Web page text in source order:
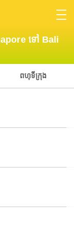
ទៅ Bali
ពហុទីក្រុង